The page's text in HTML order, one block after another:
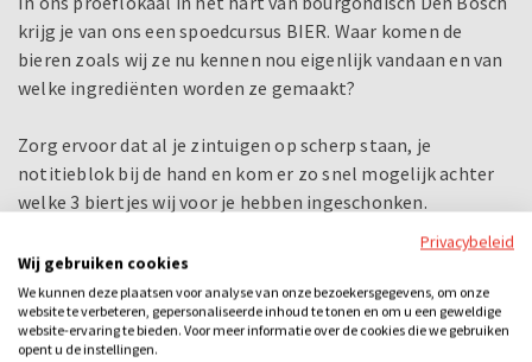
krijg je van ons een spoedcursus BIER. Waar komen de
bieren zoals wij ze nu kennen nou eigenlijk vandaan en van
welke ingrediënten worden ze gemaakt?
Zorg ervoor dat al je zintuigen op scherp staan, je
notitieblok bij de hand en kom er zo snel mogelijk achter
welke 3 biertjes wij voor je hebben ingeschonken.
Aansluitend krijg je ook nog een korte tapcursus van onze
eigen tapspecialist. Drinken lukt vast en zeker maar lukt
het jou ook om 2 mooie biertjes zelf te tappen? Proost!!
Eten en drinken
Privacybeleid
Wij gebruiken cookies
We kunnen deze plaatsen voor analyse van onze bezoekersgegevens, om onze
website te verbeteren, gepersonaliseerde inhoud te tonen en om u een geweldige
website-ervaring te bieden. Voor meer informatie over de cookies die we gebruiken
opent u de instellingen.